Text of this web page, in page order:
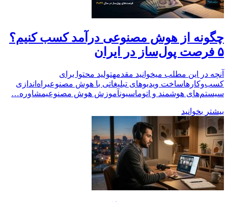
چگونه از هوش مصنوعی درآمد کسب کنیم؟
۵ فرصت پول‌ساز در ایران
آنچه در این مطلب میخوانید مقدمهتولید محتوا برای
کسب‌وکارهاساخت ویدیوهای تبلیغاتی با هوش مصنوعیراه‌اندازی
سیستم‌های هوشمند و اتوماسیونآموزش هوش مصنوعیمشاوره…
بیشتر بخوانید